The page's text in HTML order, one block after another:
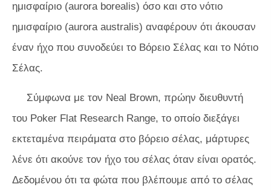
ημισφαίριο (aurora borealis) όσο και στο νότιο
ημισφαίριο (aurora australis) αναφέρουν ότι άκουσαν
έναν ήχο που συνοδεύει το Βόρειο Σέλας και το Νότιο
Σέλας.
Σύμφωνα με τον Neal Brown, πρώην διευθυντή
του Poker Flat Research Range, το οποίο διεξάγει
εκτεταμένα πειράματα στο βόρειο σέλας, μάρτυρες
λένε ότι ακούνε τον ήχο του σέλας όταν είναι ορατός.
Δεδομένου ότι τα φώτα που βλέπουμε από το σέλας